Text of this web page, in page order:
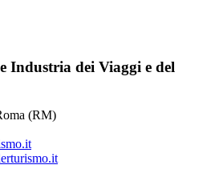
Industria dei Viaggi e del
(RM)